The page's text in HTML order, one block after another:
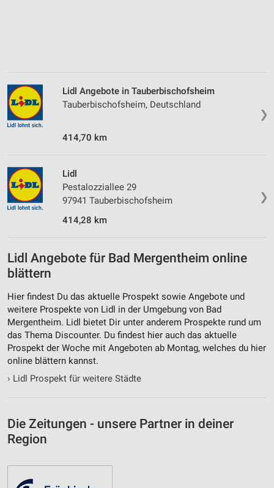
❯
Lidl Angebote in Tauberbischofsheim
Tauberbischofsheim, Deutschland
414,70 km
❯
Lidl
Pestalozziallee 29
97941 Tauberbischofsheim
414,28 km
Lidl Angebote für Bad Mergentheim online
blättern
Hier findest Du das aktuelle Prospekt sowie Angebote und
weitere Prospekte von Lidl in der Umgebung von Bad
Mergentheim. Lidl bietet Dir unter anderem Prospekte rund um
das Thema Discounter. Du findest hier auch das aktuelle
Prospekt der Woche mit Angeboten ab Montag, welches du hier
online blättern kannst.
› Lidl Prospekt für weitere Städte
Die Zeitungen - unsere Partner in deiner
Region